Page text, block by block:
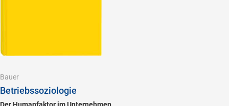
Bauer
Betriebssoziologie
Der Humanfaktor im Unternehmen